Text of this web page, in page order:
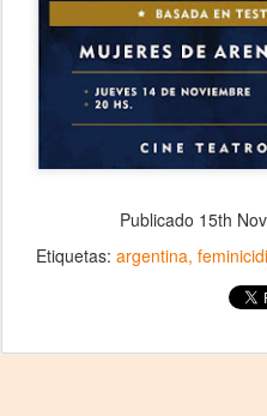
Publicado 15th
Etiquetas: argentina